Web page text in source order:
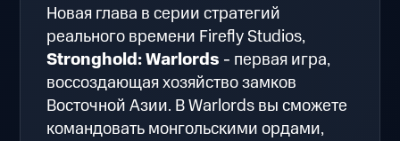
Новая глава в серии стратегий
реального времени Firefly Studios,
Stronghold: Warlords - первая игра,
воссоздающая хозяйство замков
Восточной Азии. В Warlords вы сможете
командовать монгольскими ордами,